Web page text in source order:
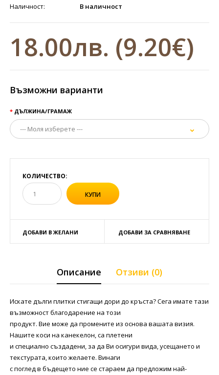
Наличност:
В наличност
18.00лв. (9.20€)
Възможни варианти
ДЪЛЖИНА/ГРАМАЖ
КОЛИЧЕСТВО:
ДОБАВИ В ЖЕЛАНИ ДОБАВИ ЗА СРАВНЯВАНЕ
Описание Отзиви (0)
Искате дълги плитки стигащи дори до кръста? Сега имате тази
възможност благодарение на този
продукт. Вие може да промените из основа вашата визия.
Нашите коси на канекелон, са плетени
и специално създадени, за да Ви осигури вида, усещането и
текстурата, които желаете. Винаги
с поглед в бъдещето ние се стараем да предложим най-